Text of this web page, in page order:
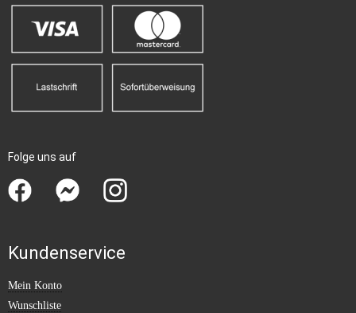
Folge uns auf
Kundenservice
Mein Konto
Wunschliste